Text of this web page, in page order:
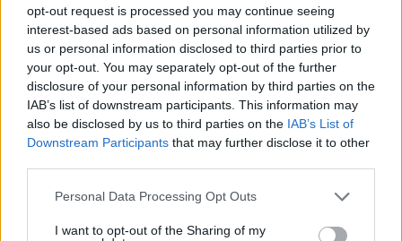
opt-out request is processed you may continue seeing
interest-based ads based on personal information utilized by
us or personal information disclosed to third parties prior to
your opt-out. You may separately opt-out of the further
disclosure of your personal information by third parties on the
IAB’s list of downstream participants. This information may
also be disclosed by us to third parties on the IAB’s List of
Downstream Participants that may further disclose it to other
Please note that this website/app uses one or more Google
not limited to your visit or usage behaviour. You may click to
Personal Data Processing Opt Outs
I want to opt-out of the Sharing of my
Ο Τραμπ στη Σαουδική Αραβία με Μασκ και Άλτμαν: Τον
υποδέχθηκαν με ιππικό, τρομπέτες και μωβ χαλιά
13.05.2025, 13:39